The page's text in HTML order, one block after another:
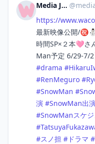
Media Japan @
https://www.
最新映像公開/㊗️
時間SP×２本🩷さ
Man予定 6/29-7/
#drama #
#RenMeguro #
#SnowMan #
演 #SnowMan出
#SnowManスケ
#
#スノ担 # ドラマ #